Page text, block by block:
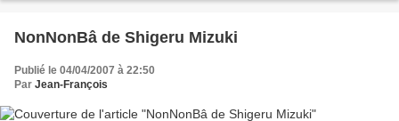
NonNonBâ de Shigeru Mizuki
Publié le 04/04/2007 à 22:50
Par Jean-François